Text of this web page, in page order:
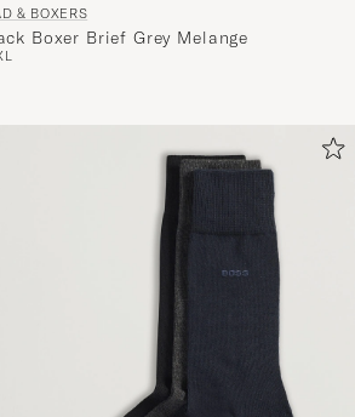
& BOXERS
Boxer Brief Grey Melange